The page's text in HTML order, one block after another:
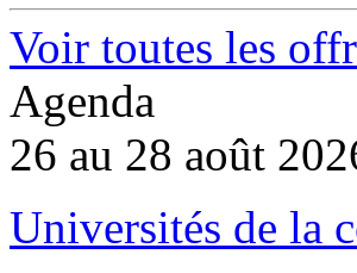
Voir toutes les
Agenda
26 au 28 août
Universités de la